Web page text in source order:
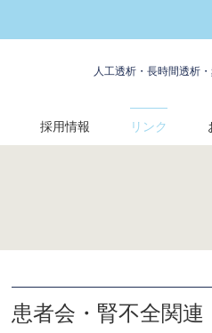
人工透析・長時間透析
採用情報 リンク
患者会・腎不全関連